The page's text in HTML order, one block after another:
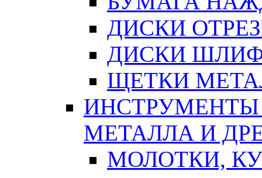
ДИСКИ
ДИСКИ
ЩЕТКИ
ИНСТРУМЕНТЫ
МЕТАЛЛА И
МОЛОТКИ,